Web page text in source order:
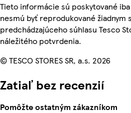
Tieto informácie sú poskytované
nesmú byť reprodukované žiadnym
predchádzajúceho súhlasu Tesco
náležitého potvrdenia.
© TESCO STORES SR, a.s. 2026
Zatiaľ bez recenzií
Pomôžte ostatným zákazníkom